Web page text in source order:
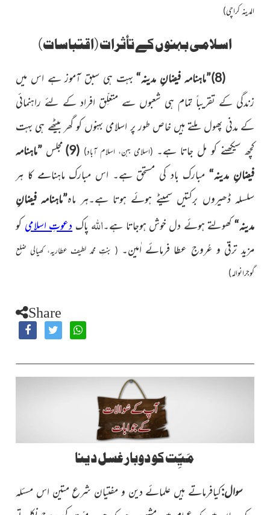
المدینہ کراچی)
اسلامی بہنوں کے تأثرات (اقتباسات)
(8) ”ماہنامہ فیضانِ مدینہ“ بہت ہی سبق آموز ہے اس میں
زندگی کے تقریباً تمام ہی شعبوں سے متعلِّق افراد کے لئے راہنمائی
کے مدنی پھول ملتے ہیں خاص طور پر اسلامی بہنوں کو گھر بیٹھے ہی بہت
کچھ سیکھنے کو مل جاتا ہے۔ (اسلامی بہن، اسلام آباد) (9) مجلس ”ماہنامہ
فیضانِ مدینہ“مبارک باد کی مستحق ہے۔ اس مبارک ماہنامے کا ہر
سلسلہ ڈھیروں برکتیں سمیٹے ہوئے ہوتا ہے۔ہر ماہ”ماہنامہ فیضانِ
مدینہ“ کھولتے ہوئے دل خوش ہوجاتا ہے۔اللہ پاک دعوتِ اسلامی کو
مزید ترقی و عُروج عطا فرمائے اٰمین۔ ( بنتِ محمد لطیف عطاریہ، کھیالی ضلع
گوجرانوالہ)
Share
مَیِّت کو دوبار غسل دینا
سوال:کیافرماتے ہیں علمائے دین و مفتیان شرع متین اس مسئلہ